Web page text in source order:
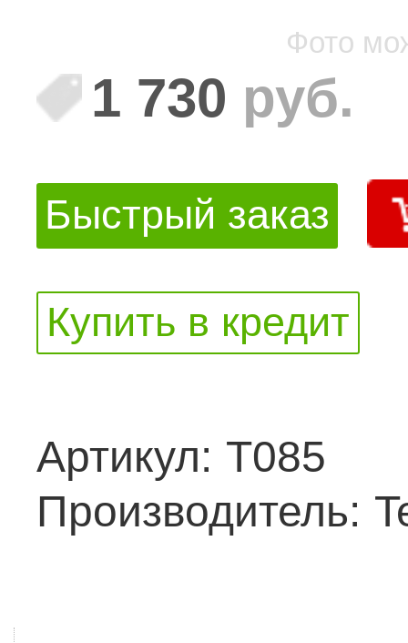
1 730 руб.
Быстрый заказ
Купить в кредит
Артикул: T085
Производитель:
Фото